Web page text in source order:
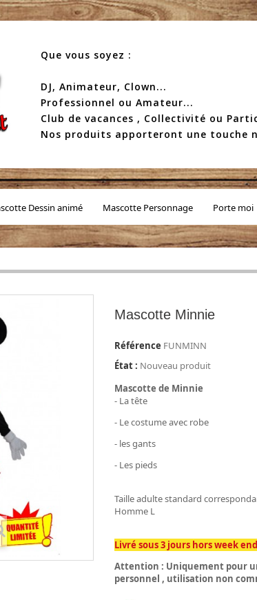
Que vous soyez :
DJ, Animateur, Clown...
Professionnel ou Amateur...
Club de vacances , Collectivité ou
Nos produits apporteront une touche
Dessin animé Mascotte Personnage Porte moi
Mascotte Minnie
Référence FUNMINN
État : Nouveau produit
Mascotte de Minnie
- La tête
- Le costume avec robe
- les gants
- Les pieds
Taille adulte standard
Homme L
Livré sous 3 jours hors week
Attention : Uniquement pour
personnel , utilisation non